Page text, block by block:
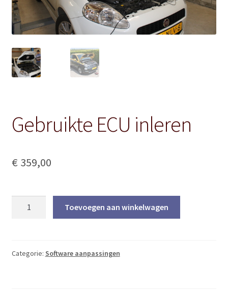
Gebruikte ECU inleren
€ 359,00
Toevoegen aan winkelwagen
Categorie: Software aanpassingen